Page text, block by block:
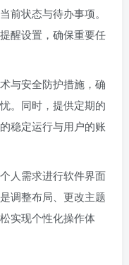
前状态与待办事项。
醒设置，确保重要任
与安全防护措施，确
。同时，提供定期的
稳定运行与用户的账
人需求进行软件界面
调整布局、更改主题
实现个性化操作体